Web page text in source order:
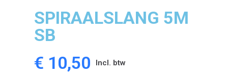
SPIRAALSLANG 5M
SB
€ 10,50
Incl. btw